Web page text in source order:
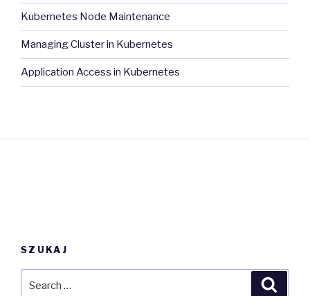
Kubernetes Node Maintenance
Managing Cluster in Kubernetes
Application Access in Kubernetes
SZUKAJ